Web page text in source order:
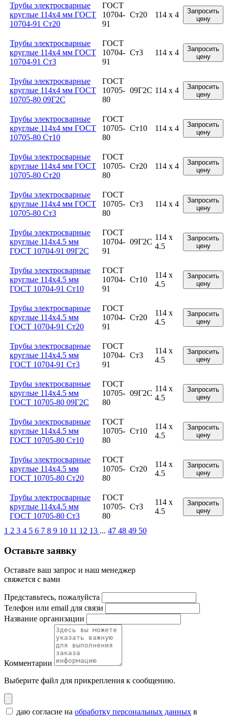
Трубы электросварные
круглые 114x4 мм ГОСТ
10704-91 Ст20
ГОСТ
10704-
91
Ст20 114 x 4
Запросить
цену
Трубы электросварные
круглые 114x4 мм ГОСТ
10704-91 Ст3
ГОСТ
10704-
91
Ст3 114 x 4
Запросить
цену
Трубы электросварные
круглые 114x4 мм ГОСТ
10705-80 09Г2С
ГОСТ
10705-
80
09Г2С 114 x 4
Запросить
цену
Трубы электросварные
круглые 114x4 мм ГОСТ
10705-80 Ст10
ГОСТ
10705-
80
Ст10 114 x 4
Запросить
цену
Трубы электросварные
круглые 114x4 мм ГОСТ
10705-80 Ст20
ГОСТ
10705-
80
Ст20 114 x 4
Запросить
цену
Трубы электросварные
круглые 114x4 мм ГОСТ
10705-80 Ст3
ГОСТ
10705-
80
Ст3 114 x 4
Запросить
цену
Трубы электросварные
круглые 114x4.5 мм
ГОСТ 10704-91 09Г2С
ГОСТ
10704-
91
09Г2С
114 x
4.5
Запросить
цену
Трубы электросварные
круглые 114x4.5 мм
ГОСТ 10704-91 Ст10
ГОСТ
10704-
91
Ст10
114 x
4.5
Запросить
цену
Трубы электросварные
круглые 114x4.5 мм
ГОСТ 10704-91 Ст20
ГОСТ
10704-
91
Ст20
114 x
4.5
Запросить
цену
Трубы электросварные
круглые 114x4.5 мм
ГОСТ 10704-91 Ст3
ГОСТ
10704-
91
Ст3
114 x
4.5
Запросить
цену
Трубы электросварные
круглые 114x4.5 мм
ГОСТ 10705-80 09Г2С
ГОСТ
10705-
80
09Г2С
114 x
4.5
Запросить
цену
Трубы электросварные
круглые 114x4.5 мм
ГОСТ 10705-80 Ст10
ГОСТ
10705-
80
Ст10
114 x
4.5
Запросить
цену
Трубы электросварные
круглые 114x4.5 мм
ГОСТ 10705-80 Ст20
ГОСТ
10705-
80
Ст20
114 x
4.5
Запросить
цену
Трубы электросварные
круглые 114x4.5 мм
ГОСТ 10705-80 Ст3
ГОСТ
10705-
80
Ст3
114 x
4.5
Запросить
цену
1 2 3 4 5 6 7 8 9 10 11 12 13 ... 47 48 49 50
Оставьте заявку
Оставьте ваш запрос и наш менеджер
свяжется с вами
Представьтесь, пожалуйста
Телефон или email для связи
Название организации
Комментарии
Выберите файл для прикрепления к сообщению.
даю согласие на обработку персональных данных в